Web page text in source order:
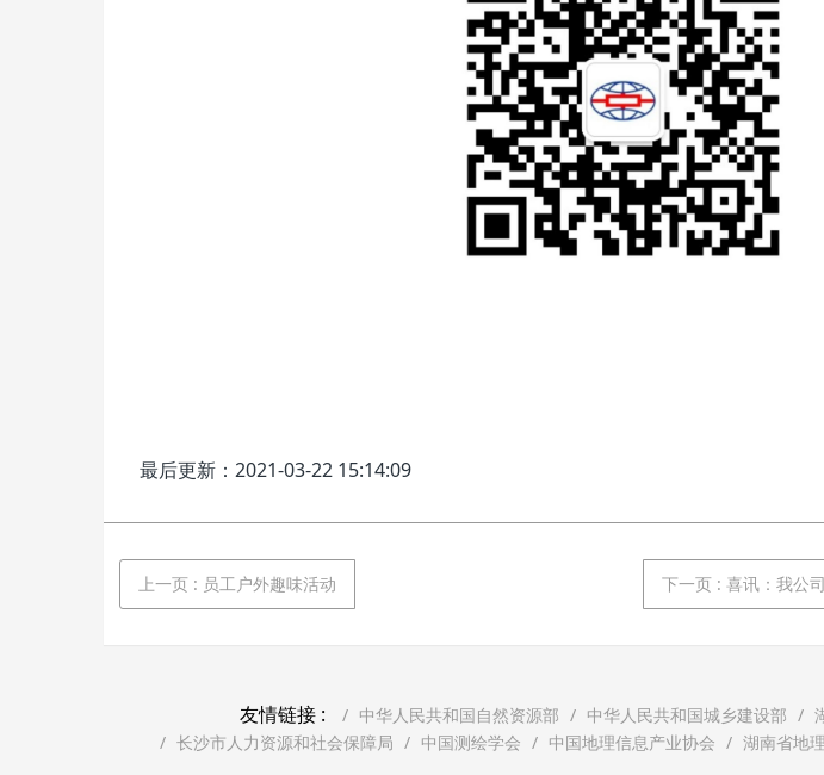
最后更新：2021-03-22 15:14:09
上一页 : 员工户外趣味活动 下一页 : 喜讯：我公司联
友情链接 : 中华人民共和国自然资源部 中华人民共和国城乡建设部
长沙市人力资源和社会保障局
中国测绘学会 中国地理信息产业协会 湖南省地